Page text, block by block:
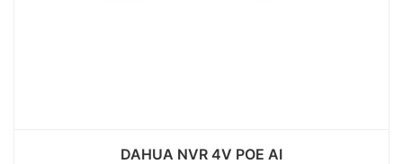
DAHUA NVR 4V POE AI